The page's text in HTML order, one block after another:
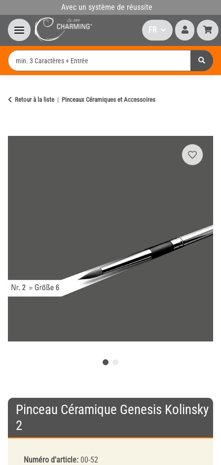
Avec un système de réussite
FR
Retour à la liste Pinceaux Céramiques et Accessoires
Pinceau Céramique Genesis Kolinsky
2
Numéro d'article: 00-52